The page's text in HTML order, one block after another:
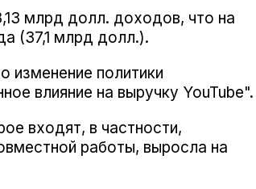
млрд долл. доходов, что на
(37,1 млрд долл.).
изменение политики
влияние на выручку YouTube".
входят, в частности,
работы, выросла на